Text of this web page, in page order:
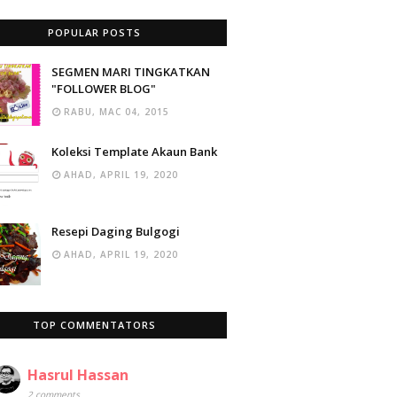
POPULAR POSTS
SEGMEN MARI TINGKATKAN
"FOLLOWER BLOG"
RABU, MAC 04, 2015
Koleksi Template Akaun Bank
AHAD, APRIL 19, 2020
Resepi Daging Bulgogi
AHAD, APRIL 19, 2020
TOP COMMENTATORS
Hasrul Hassan
2 comments